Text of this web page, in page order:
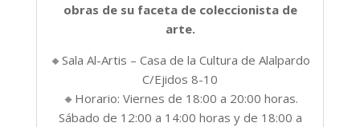
obras de su faceta de coleccionista de
arte.
🔸Sala Al-Artis – Casa de la Cultura de Alalpardo
C/Ejidos 8-10
🔸Horario: Viernes de 18:00 a 20:00 horas.
Sábado de 12:00 a 14:00 horas y de 18:00 a